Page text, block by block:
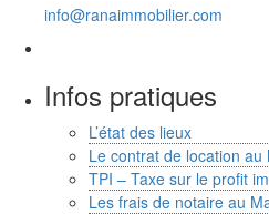
info@ranaimmobilier.com
Infos pratiques
L’état des lieux
Le contrat de location au
TPI – Taxe sur le profit
Les frais de notaire au